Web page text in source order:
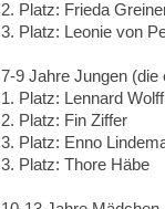
2. Platz: Frieda
3. Platz: Leonie von
7-9 Jahre Jungen (die
1. Platz: Lennard Wolff
2. Platz: Fin Ziffer
3. Platz: Enno
3. Platz: Thore Häbe